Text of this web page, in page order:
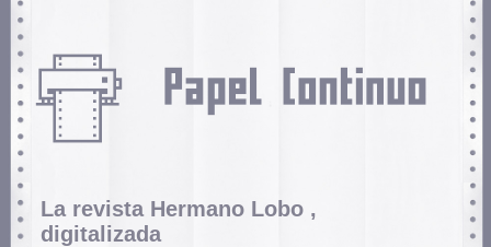
La revista Hermano Lobo ,
digitalizada